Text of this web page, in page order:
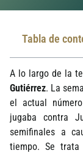
Tabla de
A lo largo de la
Gutiérrez. La
el actual
jugaba contra
semifinales a
tiempo. Se